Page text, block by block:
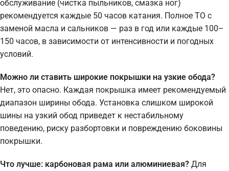
обслуживание (чистка пыльников, смазка ног)
рекомендуется каждые 50 часов катания. Полное ТО с
заменой масла и сальников — раз в год или каждые 100–
150 часов, в зависимости от интенсивности и погодных
условий.
Можно ли ставить широкие покрышки на узкие обода?
Нет, это опасно. Каждая покрышка имеет рекомендуемый
диапазон ширины обода. Установка слишком широкой
шины на узкий обод приведет к нестабильному
поведению, риску разбортовки и повреждению боковины
покрышки.
Что лучше: карбоновая рама или алюминиевая? Для